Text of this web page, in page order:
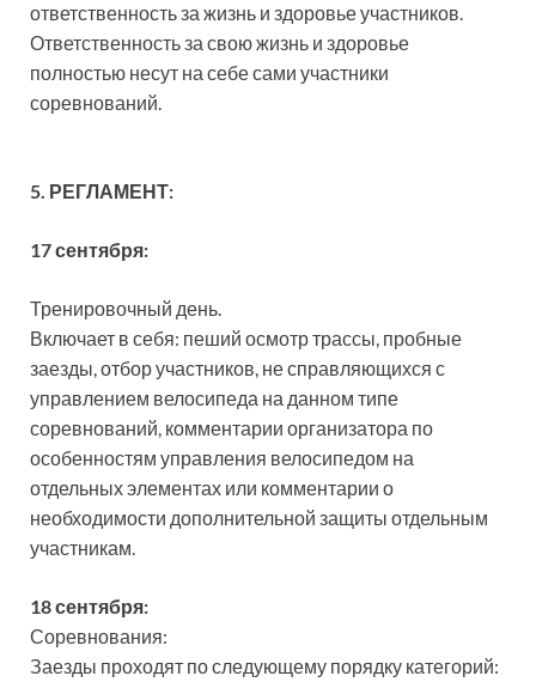
ответственность за жизнь и здоровье участников.
Ответственность за свою жизнь и здоровье
полностью несут на себе сами участники
соревнований.
5. РЕГЛАМЕНТ:
17 сентября:
Тренировочный день.
Включает в себя: пеший осмотр трассы, пробные
заезды, отбор участников, не справляющихся с
управлением велосипеда на данном типе
соревнований, комментарии организатора по
особенностям управления велосипедом на
отдельных элементах или комментарии о
необходимости дополнительной защиты отдельным
участникам.
18 сентября:
Соревнования:
Заезды проходят по следующему порядку категорий: